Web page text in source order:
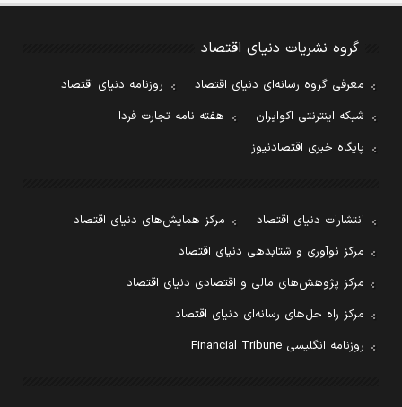
گروه نشریات دنیای اقتصاد
معرفی گروه رسانه‌ای دنیای اقتصاد
روزنامه دنیای اقتصاد
شبکه اینترنتی اکوایران
هفته نامه تجارت فردا
پایگاه خبری اقتصادنیوز
انتشارات دنیای اقتصاد
مرکز همایش‌های دنیای اقتصاد
مرکز نوآوری و شتابدهی دنیای اقتصاد
مرکز پژوهش‌های مالی و اقتصادی دنیای اقتصاد
مرکز راه حل‌های رسانه‌ای دنیای اقتصاد
روزنامه انگلیسی Financial Tribune